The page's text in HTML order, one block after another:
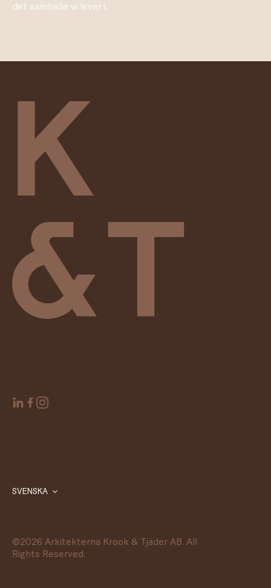
det samhälle vi lever i.
©2026 Arkitekterna Krook & Tjäder AB. All
Rights Reserved.
SVENSKA